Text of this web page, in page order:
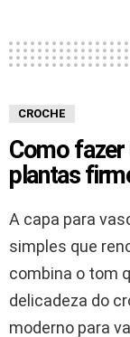
CROCHE
Como fazer
plantas
A capa para
simples que
combina o tom
delicadeza do
moderno para